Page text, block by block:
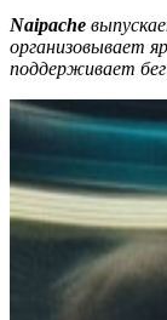
Naipache
организовывает
поддерживает бег